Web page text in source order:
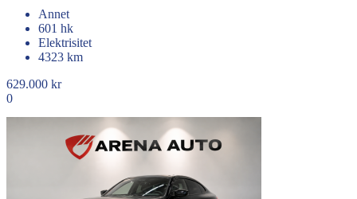
Annet
601 hk
Elektrisitet
4323 km
629.000 kr
0